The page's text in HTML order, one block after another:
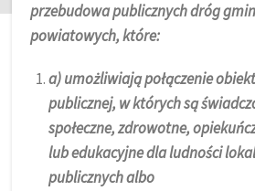
przebudowa publicznych dróg
powiatowych, które:
a) umożliwiają połączenie
publicznej, w których są
społeczne, zdrowotne,
lub edukacyjne dla ludności
publicznych albo